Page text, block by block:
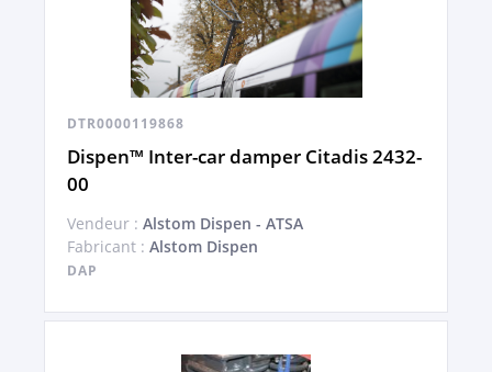
DTR0000119868
Dispen™ Inter-car damper Citadis 2432-
00
Vendeur : Alstom Dispen - ATSA
Fabricant : Alstom Dispen
DAP